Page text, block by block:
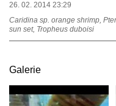
26. 02. 2014 23:29
Caridina sp. orange shrimp,
sun set, Tropheus duboisi
Galerie